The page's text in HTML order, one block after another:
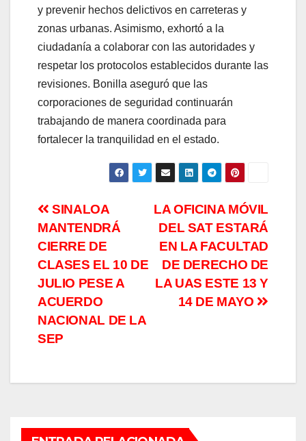
y prevenir hechos delictivos en carreteras y
zonas urbanas. Asimismo, exhortó a la
ciudadanía a colaborar con las autoridades y
respetar los protocolos establecidos durante las
revisiones. Bonilla aseguró que las
corporaciones de seguridad continuarán
trabajando de manera coordinada para
fortalecer la tranquilidad en el estado.
Navegación
de
entradas
LA OFICINA MÓVIL
DEL SAT ESTARÁ
EN LA FACULTAD
DE DERECHO DE
LA UAS ESTE 13 Y
14 DE MAYO
SINALOA
MANTENDRÁ
CIERRE DE
CLASES EL 10 DE
JULIO PESE A
ACUERDO
NACIONAL DE LA
SEP